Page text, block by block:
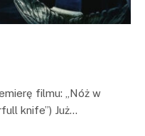
filmu: „Nóż w
knife”) Już…